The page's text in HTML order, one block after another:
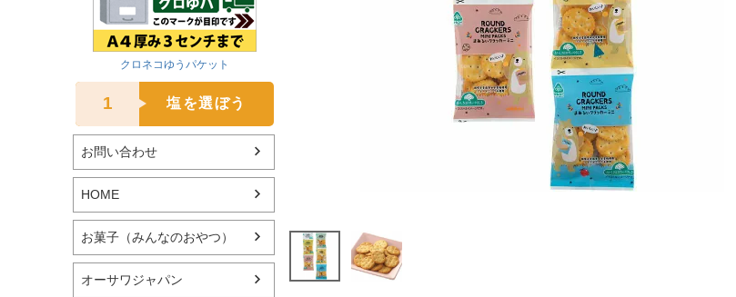
クロネコゆうパケット
1 塩を選ぼう
お問い合わせ
HOME
お菓子（みんなのおやつ）
オーサワジャパン